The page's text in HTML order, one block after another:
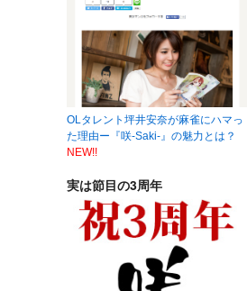
OLタレント坪井安奈が麻雀にハマっ
た理由ー『咲-Saki-』の魅力とは？
NEW!!
実は節目の3周年